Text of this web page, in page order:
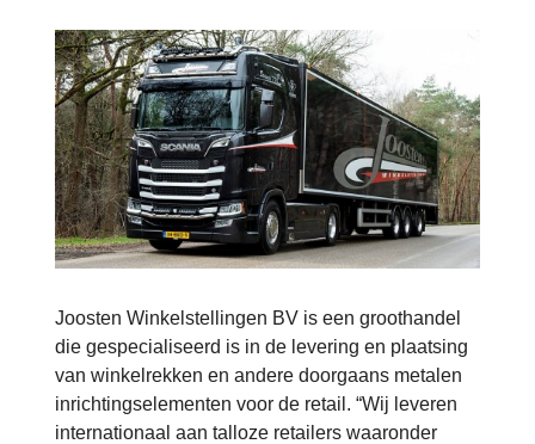
Joosten Winkelstellingen BV is een groothandel
die gespecialiseerd is in de levering en plaatsing
van winkelrekken en andere doorgaans metalen
inrichtingselementen voor de retail. “Wij leveren
internationaal aan talloze retailers waaronder